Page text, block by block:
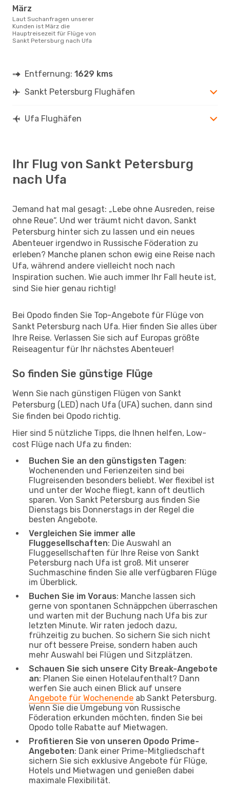
März
Laut Suchanfragen unserer
Kunden ist März die
Hauptreisezeit für Flüge von
Sankt Petersburg nach Ufa
Entfernung: 1629 kms
Sankt Petersburg Flughäfen
Ufa Flughäfen
Ihr Flug von Sankt Petersburg
nach Ufa
Jemand hat mal gesagt: „Lebe ohne Ausreden, reise
ohne Reue“. Und wer träumt nicht davon, Sankt
Petersburg hinter sich zu lassen und ein neues
Abenteuer irgendwo in Russische Föderation zu
erleben? Manche planen schon ewig eine Reise nach
Ufa, während andere vielleicht noch nach
Inspiration suchen. Wie auch immer Ihr Fall heute ist,
sind Sie hier genau richtig!
Bei Opodo finden Sie Top-Angebote für Flüge von
Sankt Petersburg nach Ufa. Hier finden Sie alles über
Ihre Reise. Verlassen Sie sich auf Europas größte
Reiseagentur für Ihr nächstes Abenteuer!
So finden Sie günstige Flüge
Wenn Sie nach günstigen Flügen von Sankt
Petersburg (LED) nach Ufa (UFA) suchen, dann sind
Sie finden bei Opodo richtig.
Hier sind 5 nützliche Tipps, die Ihnen helfen, Low-
cost Flüge nach Ufa zu finden:
Buchen Sie an den günstigsten Tagen:
Wochenenden und Ferienzeiten sind bei
Flugreisenden besonders beliebt. Wer flexibel ist
und unter der Woche fliegt, kann oft deutlich
sparen. Von Sankt Petersburg aus finden Sie
Dienstags bis Donnerstags in der Regel die
besten Angebote.
Vergleichen Sie immer alle
Fluggesellschaften: Die Auswahl an
Fluggesellschaften für Ihre Reise von Sankt
Petersburg nach Ufa ist groß. Mit unserer
Suchmaschine finden Sie alle verfügbaren Flüge
im Überblick.
Buchen Sie im Voraus: Manche lassen sich
gerne von spontanen Schnäppchen überraschen
und warten mit der Buchung nach Ufa bis zur
letzten Minute. Wir raten jedoch dazu,
frühzeitig zu buchen. So sichern Sie sich nicht
nur oft bessere Preise, sondern haben auch
mehr Auswahl bei Flügen und Sitzplätzen.
Schauen Sie sich unsere City Break-Angebote
an: Planen Sie einen Hotelaufenthalt? Dann
werfen Sie auch einen Blick auf unsere
Angebote für Wochenende ab Sankt Petersburg.
Wenn Sie die Umgebung von Russische
Föderation erkunden möchten, finden Sie bei
Opodo tolle Rabatte auf Mietwagen.
Profitieren Sie von unseren Opodo Prime-
Angeboten: Dank einer Prime-Mitgliedschaft
sichern Sie sich exklusive Angebote für Flüge,
Hotels und Mietwagen und genießen dabei
maximale Flexibilität.